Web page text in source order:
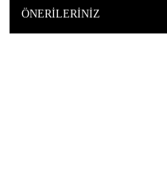
ÖNERILERINIZ